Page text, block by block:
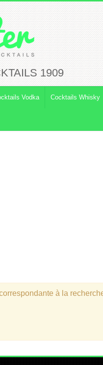
1909
Vodka Cocktails Whisky
à la